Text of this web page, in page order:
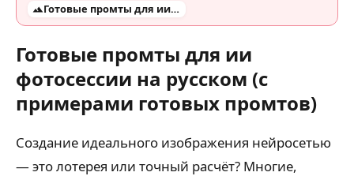
Готовые промты для ии фотосессии на русском (с примерами готовых промтов)
Готовые промты для ии
фотосессии на русском (с
примерами готовых промтов)
Создание идеального изображения нейросетью
— это лотерея или точный расчёт? Многие,